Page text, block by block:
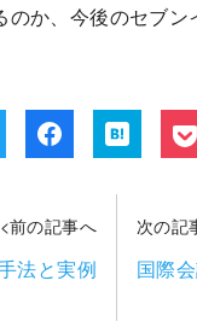
か、今後のセブン
前の記事へ
法と実例
次の記
国際